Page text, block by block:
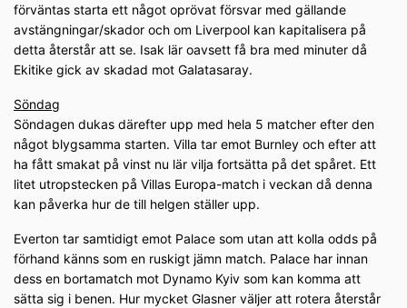
förväntas starta ett något oprövat försvar med gällande
avstängningar/skador och om Liverpool kan kapitalisera på
detta återstår att se. Isak lär oavsett få bra med minuter då
Ekitike gick av skadad mot Galatasaray.
Söndag
Söndagen dukas därefter upp med hela 5 matcher efter den
något blygsamma starten. Villa tar emot Burnley och efter att
ha fått smakat på vinst nu lär vilja fortsätta på det spåret. Ett
litet utropstecken på Villas Europa-match i veckan då denna
kan påverka hur de till helgen ställer upp.
Everton tar samtidigt emot Palace som utan att kolla odds på
förhand känns som en ruskigt jämn match. Palace har innan
dess en bortamatch mot Dynamo Kyiv som kan komma att
sätta sig i benen. Hur mycket Glasner väljer att rotera återstår